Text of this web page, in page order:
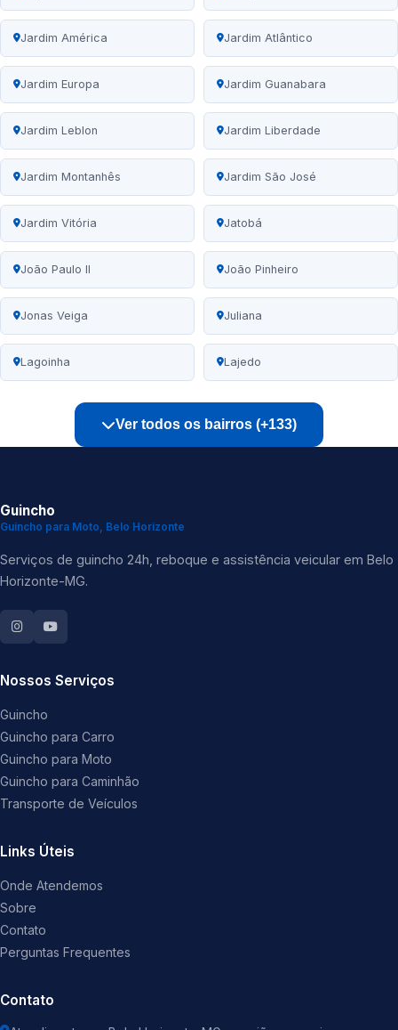
Jardim América Jardim Atlântico
Jardim Europa Jardim Guanabara
Jardim Leblon Jardim Liberdade
Jardim Montanhês Jardim São José
Jardim Vitória Jatobá
João Paulo II João Pinheiro
Jonas Veiga Juliana
Lagoinha Lajedo
Ver todos os bairros (+133)
Guincho
Guincho para Moto, Belo Horizonte
Serviços de guincho 24h, reboque e assistência veicular em Belo
Horizonte-MG.
Nossos Serviços
Guincho
Guincho para Carro
Guincho para Moto
Guincho para Caminhão
Transporte de Veículos
Links Úteis
Onde Atendemos
Sobre
Contato
Perguntas Frequentes
Contato